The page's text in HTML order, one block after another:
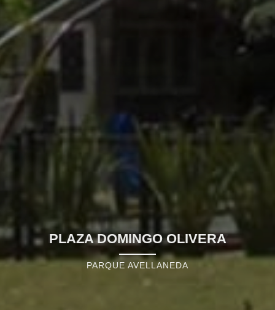
PLAZA ING. JOSÉ ESTÉVEZ
PARQUE AVELLANEDA